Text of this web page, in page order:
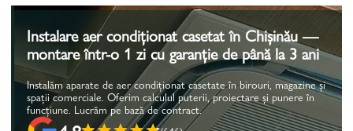
Instalare aer condiționat casetat în Chișinău —
montare într-o 1 zi cu garanție de până la 3 ani
Instalăm aparate de aer condiționat casetate în birouri, magazine și
spații comerciale. Oferim calculul puterii, proiectare și punere în
funcțiune. Lucrăm pe bază de contract.